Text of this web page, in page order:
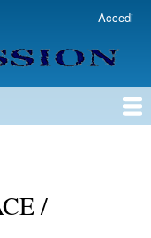
Accedi
/